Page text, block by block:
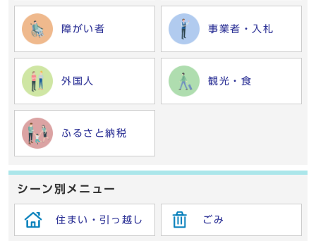
障がい者 事業者・入札
外国人 観光・食
ふるさと納税
シーン別メニュー
住まい・引っ越し ごみ